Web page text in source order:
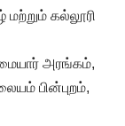
கல்லூரி
அரங்கம்,
பின்புறம்,